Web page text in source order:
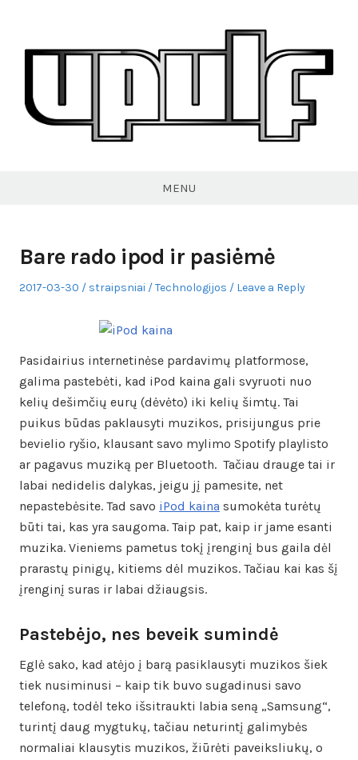
content
MENU
Bare rado ipod ir pasiėmė
Posted
2017-03-30 Author
straipsniai
Posted
Technologijos Leave a Reply
Pasidairius internetinėse pardavimų platformose,
galima pastebėti, kad iPod kaina gali svyruoti nuo
kelių dešimčių eurų (dėvėto) iki kelių šimtų. Tai
puikus būdas paklausyti muzikos, prisijungus prie
bevielio ryšio, klausant savo mylimo Spotify playlisto
ar pagavus muziką per Bluetooth. Tačiau drauge tai ir
labai nedidelis dalykas, jeigu jį pamesite, net
nepastebėsite. Tad savo iPod kaina sumokėta turėtų
būti tai, kas yra saugoma. Taip pat, kaip ir jame esanti
muzika. Vieniems pametus tokį įrenginį bus gaila dėl
prarastų pinigų, kitiems dėl muzikos. Tačiau kai kas šį
įrenginį suras ir labai džiaugsis.
Pastebėjo, nes beveik sumindė
Eglė sako, kad atėjo į barą pasiklausyti muzikos šiek
tiek nusiminusi – kaip tik buvo sugadinusi savo
telefoną, todėl teko išsitraukti labia seną „Samsung“,
turintį daug mygtukų, tačiau neturintį galimybės
normaliai klausytis muzikos, žiūrėti paveiksliukų, o